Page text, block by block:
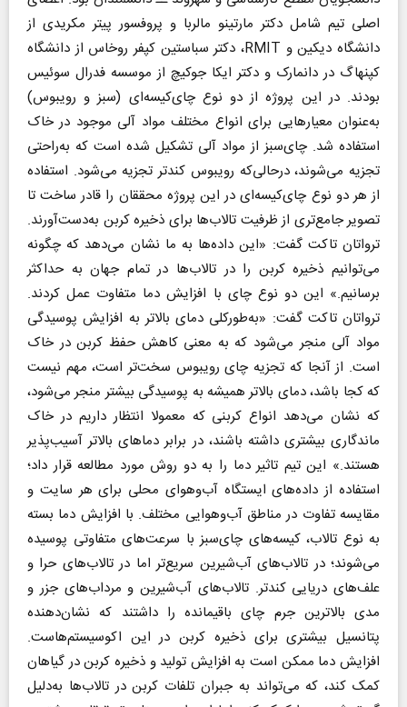
اصلی تیم شامل دکتر مارتینو مالربا و پروفسور پیتر مکریدی از
دانشگاه دیکین و RMIT، دکتر سباستین کپفر روخاس از دانشگاه
کپنهاگ در دانمارک و دکتر ایکا جوکیچ از موسسه فدرال سوئیس
بودند. در این پروژه از دو نوع چای‌کیسه‌ای (سبز و رویبوس)
به‌عنوان معیارهایی برای انواع مختلف مواد آلی موجود در خاک
استفاده شد. چای‌سبز از مواد آلی تشکیل شده است که به‌راحتی
تجزیه می‌شوند، درحالی‌که رویبوس کندتر تجزیه می‌شود. استفاده
از هر دو نوع چای‌کیسه‌ای در این پروژه محققان را قادر ساخت تا
تصویر جامع‌تری از ظرفیت تالاب‌ها برای ذخیره کربن به‌دست‌آورند.
ترواتان تاکت گفت: «این داده‌ها به ما نشان می‌دهد که چگونه
می‌توانیم ذخیره کربن را در تالاب‌ها در تمام جهان به حداکثر
برسانیم.» این دو نوع چای با افزایش دما متفاوت عمل کردند.
ترواتان تاکت گفت: «به‌طورکلی دمای بالاتر به افزایش پوسیدگی
مواد آلی منجر می‌شود که به معنی کاهش حفظ کربن در خاک
است. از آنجا که تجزیه چای رویبوس سخت‌تر است، مهم نیست
که کجا باشد، دمای بالاتر همیشه به پوسیدگی بیشتر منجر می‌شود،
که نشان می‌دهد انواع کربنی که معمولا انتظار داریم در خاک
ماندگاری بیشتری داشته باشند، در برابر دماهای بالاتر آسیب‌پذیر
هستند.» این تیم تاثیر دما را به دو روش مورد مطالعه قرار داد؛
استفاده از داده‌های ایستگاه آب‌وهوای محلی برای هر سایت و
مقایسه تفاوت در مناطق آب‌وهوایی مختلف. با افزایش دما بسته
به نوع تالاب، کیسه‌های چای‌سبز با سرعت‌های متفاوتی پوسیده
می‌شوند؛ در تالاب‌های آب‌شیرین سریع‌تر اما در تالاب‌های حرا و
علف‌های دریایی کندتر. تالاب‌های آب‌شیرین و مرداب‌های جزر و
مدی بالاترین جرم چای باقیمانده را داشتند که نشان‌دهنده
پتانسیل بیشتری برای ذخیره کربن در این اکوسیستم‌هاست.
افزایش دما ممکن است به افزایش تولید و ذخیره کربن در گیاهان
کمک کند، که می‌تواند به جبران تلفات کربن در تالاب‌ها به‌دلیل